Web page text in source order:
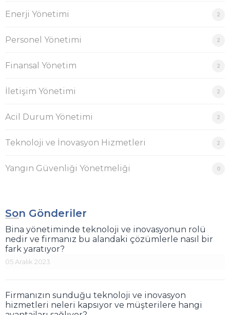
Enerji Yönetimi 2
Personel Yönetimi 2
Finansal Yönetim 2
İletişim Yönetimi 2
Acil Durum Yönetimi 2
Teknoloji ve İnovasyon Hizmetleri 2
Yangın Güvenliği Yönetmeliği 0
Son Gönderiler
Bina yönetiminde teknoloji ve inovasyonun rolü
nedir ve firmanız bu alandaki çözümlerle nasıl bir
fark yaratıyor?
05 Aralık 2023
Firmanızın sunduğu teknoloji ve inovasyon
hizmetleri neleri kapsıyor ve müşterilere hangi